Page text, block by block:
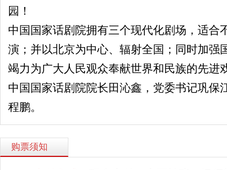
园！
中国国家话剧院拥有三个现代化剧场，适合
演；并以北京为中心、辐射全国；同时加强
竭力为广大人民观众奉献世界和民族的先进
中国国家话剧院院长田沁鑫，党委书记巩保
程鹏。
购票须知